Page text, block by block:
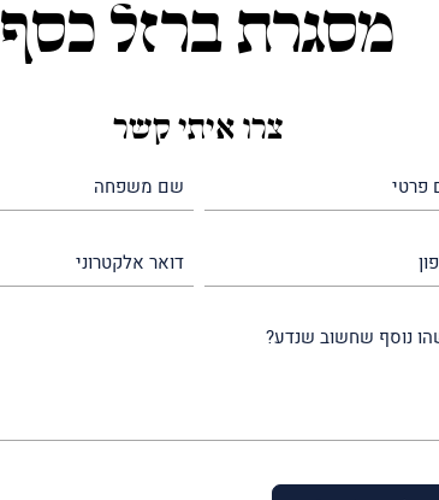
מסגרת ברזל כסף
צרו איתי קשר